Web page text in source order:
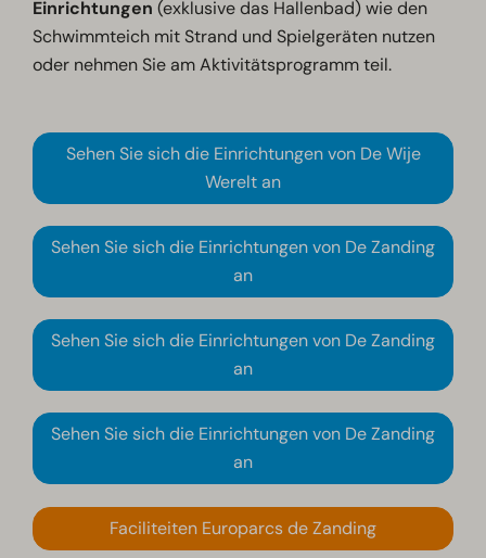
Einrichtungen (exklusive das Hallenbad) wie den
Schwimmteich mit Strand und Spielgeräten nutzen
oder nehmen Sie am Aktivitätsprogramm teil.
Sehen Sie sich die Einrichtungen von De Wije
Werelt an
Sehen Sie sich die Einrichtungen von De Zanding
an
Sehen Sie sich die Einrichtungen von De Zanding
an
Sehen Sie sich die Einrichtungen von De Zanding
an
Faciliteiten Europarcs de Zanding